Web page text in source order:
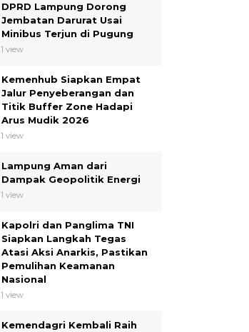
DPRD Lampung Dorong
Jembatan Darurat Usai
Minibus Terjun di Pugung
1 view
Kemenhub Siapkan Empat
Jalur Penyeberangan dan
Titik Buffer Zone Hadapi
Arus Mudik 2026
1 view
Lampung Aman dari
Dampak Geopolitik Energi
1 view
Kapolri dan Panglima TNI
Siapkan Langkah Tegas
Atasi Aksi Anarkis, Pastikan
Pemulihan Keamanan
Nasional
1 view
Kemendagri Kembali Raih